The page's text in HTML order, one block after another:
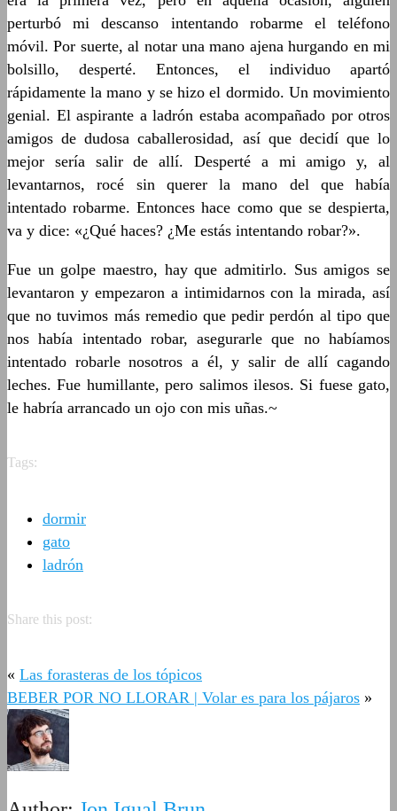
perturbó mi descanso intentando robarme el teléfono
móvil. Por suerte, al notar una mano ajena hurgando en mi
bolsillo, desperté. Entonces, el individuo apartó
rápidamente la mano y se hizo el dormido. Un movimiento
genial. El aspirante a ladrón estaba acompañado por otros
amigos de dudosa caballerosidad, así que decidí que lo
mejor sería salir de allí. Desperté a mi amigo y, al
levantarnos, rocé sin querer la mano del que había
intentado robarme. Entonces hace como que se despierta,
va y dice: «¿Qué haces? ¿Me estás intentando robar?».
Fue un golpe maestro, hay que admitirlo. Sus amigos se
levantaron y empezaron a intimidarnos con la mirada, así
que no tuvimos más remedio que pedir perdón al tipo que
nos había intentado robar, asegurarle que no habíamos
intentado robarle nosotros a él, y salir de allí cagando
leches. Fue humillante, pero salimos ilesos. Si fuese gato,
le habría arrancado un ojo con mis uñas.~
Tags:
dormir
gato
ladrón
Share this post:
« Las forasteras de los tópicos
BEBER POR NO LLORAR | Volar es para los pájaros »